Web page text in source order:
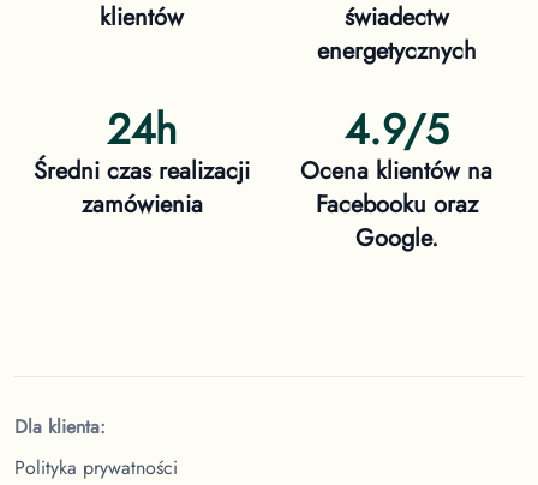
klientów
świadectw
energetycznych
24h
Średni czas realizacji
zamówienia
4.9/5
Ocena klientów na
Facebooku oraz
Google.
Dla klienta:
Polityka prywatności